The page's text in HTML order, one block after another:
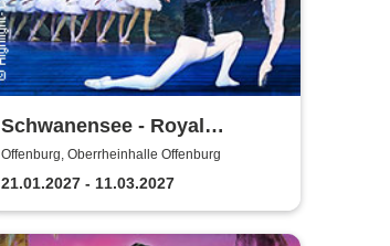
Schwanensee - Royal
Classical Ballet
Offenburg, Oberrheinhalle Offenburg
21.01.2027 - 11.03.2027